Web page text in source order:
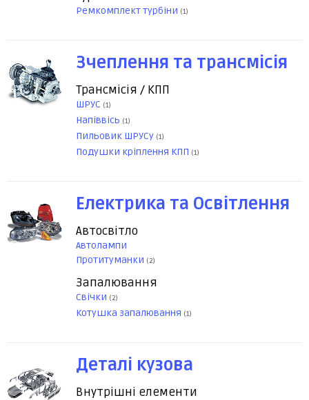
Ремкомплект турбіни (1)
Зчеплення та трансмісія
Трансмісія / КПП
ШРУС (1)
Напіввісь (1)
Пильовик ШРУСу (1)
Подушки кріплення КПП (1)
Електрика та Освітлення
Автосвітло
Автолампи
Протитуманки (2)
Запалювання
Свічки (2)
Котушка запалювання (1)
Деталі кузова
Внутрішні елементи